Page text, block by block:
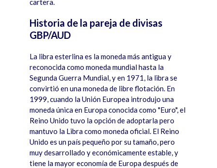
cartera.
Historia de la pareja de divisas
GBP/AUD
La libra esterlina es la moneda más antigua y
reconocida como moneda mundial hasta la
Segunda Guerra Mundial, y en 1971, la libra se
convirtió en una moneda de libre flotación. En
1999, cuando la Unión Europea introdujo una
monedaúnica en Europa conocida como "Euro", el
Reino Unido tuvo la opción de adoptarla pero
mantuvo la Libra como moneda oficial. El Reino
Unido es un país pequeño por su tamaño, pero
muy desarrollado y económicamente estable, y
tiene la mayor economía de Europa después de